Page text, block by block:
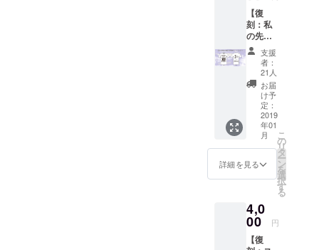
物と仕
上がり
が異な
る場合
が御座
いま
す。 ご
了承下
さい。
(180CM
) 56 75
20 ※画
像はあ
くまで
サンプ
ルの
為、実
物と仕
上がり
が異な
る場合
が御座
いま
す。 ご
ラーは
白orグ
レーよ
りお選
び頂け
ます。
※全リ
ターン
特典
【謎の
映像】
付き ▼
ボディ
仕様(身
幅・身
N
63000
S
(165CM
【復
刻：私
の先祖
は落ち
武者T
シャ
ツ】 CF
限定！
ここで
しか買
えない
過去T
シャツ
です！
※サイズ
は
L ※全リ
ターン
特典
【謎の
支援
者：
21人
お届
け予
定：
2019
年01
月
詳細を見る
こ
の
リ
タ
ー
ン
を
選
択
す
る
4,0
00 円
【復